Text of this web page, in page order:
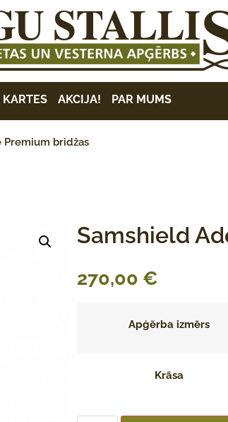
KARTES AKCIJA! PAR MUMS
bridžas
Samshield
270,00 €
Apģērba izmērs
Krāsa